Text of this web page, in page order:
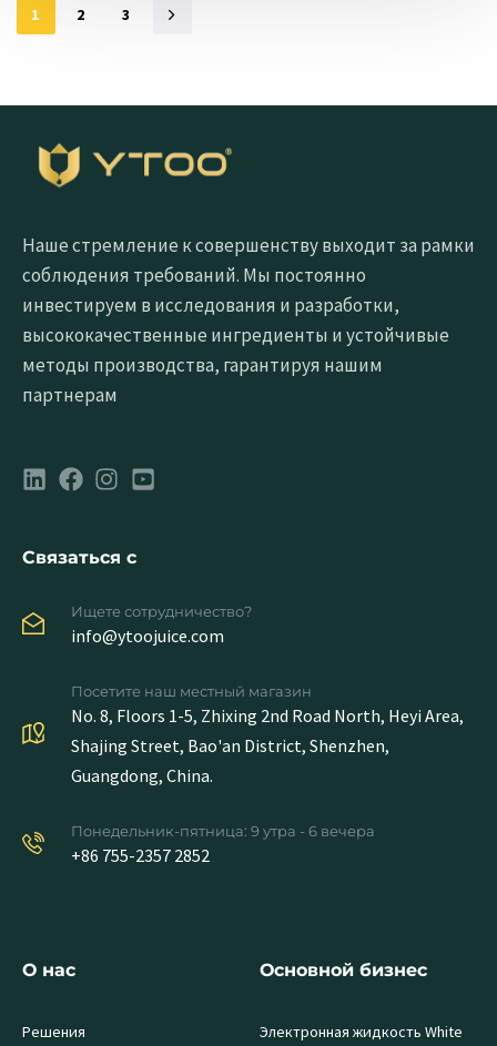
1 2 3
Наше стремление к совершенству выходит за рамки
соблюдения требований. Мы постоянно
инвестируем в исследования и разработки,
высококачественные ингредиенты и устойчивые
методы производства, гарантируя нашим
партнерам
Связаться с
Ищете сотрудничество?
info@ytoojuice.com
Посетите наш местный магазин
No. 8, Floors 1-5, Zhixing 2nd Road North, Heyi Area,
Shajing Street, Bao'an District, Shenzhen,
Guangdong, China.
Понедельник-пятница: 9 утра - 6 вечера
+86 755-2357 2852
О нас
Решения
Основной бизнес
Электронная жидкость White